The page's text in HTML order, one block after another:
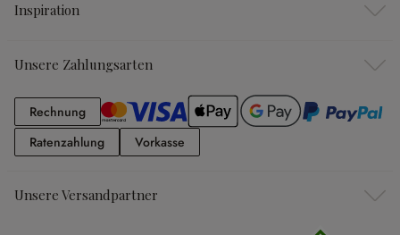
Inspiration
Unsere Zahlungsarten
RechnungRechnung
RatenzahlungRatenzahlung
Vorkasse
Unsere Versandpartner